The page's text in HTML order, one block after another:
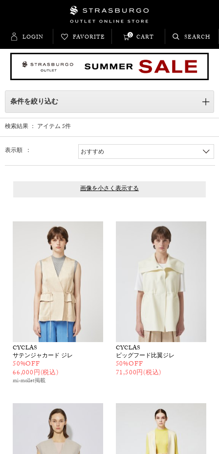
LOGIN FAVORITE CART
0 SEARCH
条件を絞り込む
検索結果 ： アイテム 5件
表示順 ：
CYCLAS
サテンジャカード ジレ
50%OFF
66,000円(税込)
mi-mollet掲載
CYCLAS
ビッグフード比翼ジレ
50%OFF
71,500円(税込)